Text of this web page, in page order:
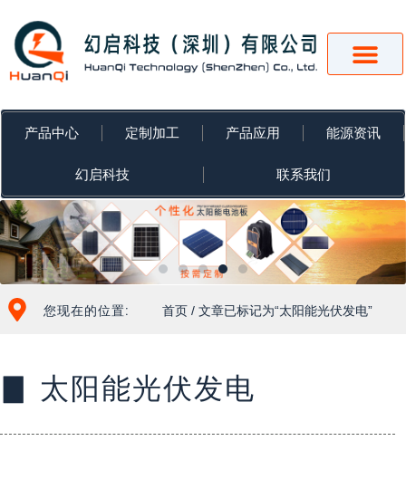
容
产品中心 定制加工 产品应用 能源资讯
幻启科技 联系我们
您现在的位置: 首页 / 文章已标记为“太阳能光伏发电”
▊ 太阳能光伏发电